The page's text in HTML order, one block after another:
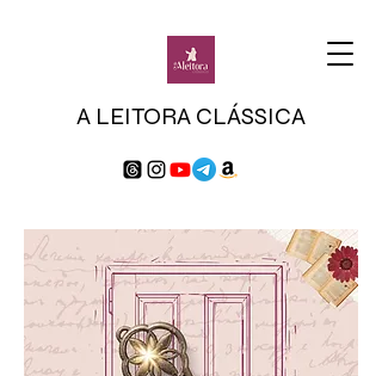
A LEITORA CLÁSSICA